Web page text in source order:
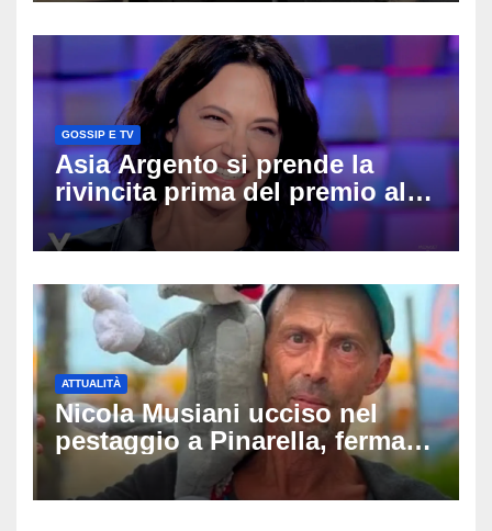
GOSSIP E TV
Asia Argento si prende la
rivincita prima del premio alla
carriera: «Mi chiamano
raccomandata e cagna»
ATTUALITÀ
Nicola Musiani ucciso nel
pestaggio a Pinarella, fermati
quattro giovani: la svolta
dopo video, intercettazioni e